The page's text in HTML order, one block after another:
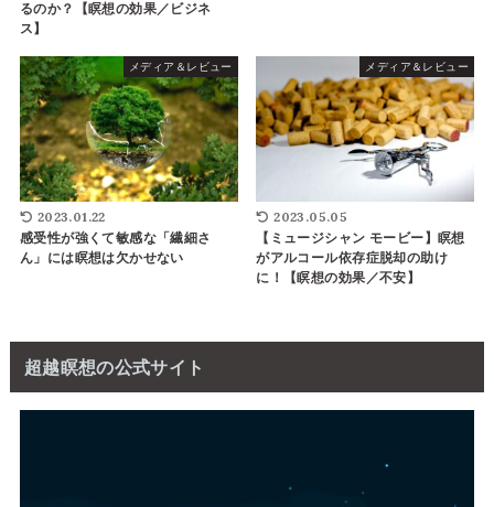
るのか？【瞑想の効果／ビジネ
ス】
メディア＆レビュー
2023.01.22
感受性が強くて敏感な「繊細さ
ん」には瞑想は欠かせない
メディア＆レビュー
2023.05.05
【ミュージシャン モービー】瞑想
がアルコール依存症脱却の助け
に！【瞑想の効果／不安】
超越瞑想の公式サイト